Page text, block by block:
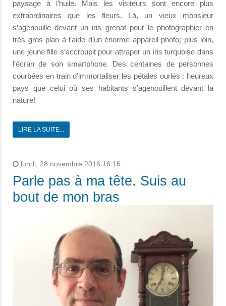
paysage à l’huile. Mais les visiteurs sont encore plus
extraordinaires que les fleurs. Là, un vieux monsieur
s’agenouille devant un iris grenat pour le photographier en
très gros plan à l’aide d’un énorme appareil photo; plus loin,
une jeune fille s’accroupit pour attraper un iris turquoise dans
l’écran de son smartphone. Des centaines de personnes
courbées en train d’immortaliser les pétales ourlés : heureux
pays que celui où ses habitants s’agenouillent devant la
nature!
LIRE LA SUITE...
lundi, 28 novembre 2016 16:16
Parle pas à ma tête. Suis au
bout de mon bras